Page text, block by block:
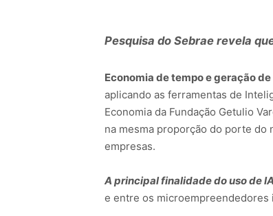
Pesquisa do Sebrae revela
Economia de tempo e geração
aplicando as ferramentas de
Economia da Fundação Getulio
na mesma proporção do porte do
empresas.
A principal finalidade do uso de
e entre os microempreendedores